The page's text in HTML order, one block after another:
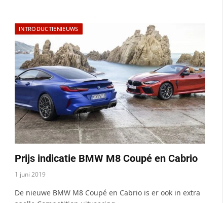
INTRODUCTIENIEUWS
Prijs indicatie BMW M8 Coupé en Cabrio
1 juni 2019
De nieuwe BMW M8 Coupé en Cabrio is er ook in extra